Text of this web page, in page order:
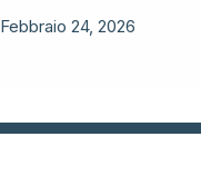
Febbraio 24, 2026